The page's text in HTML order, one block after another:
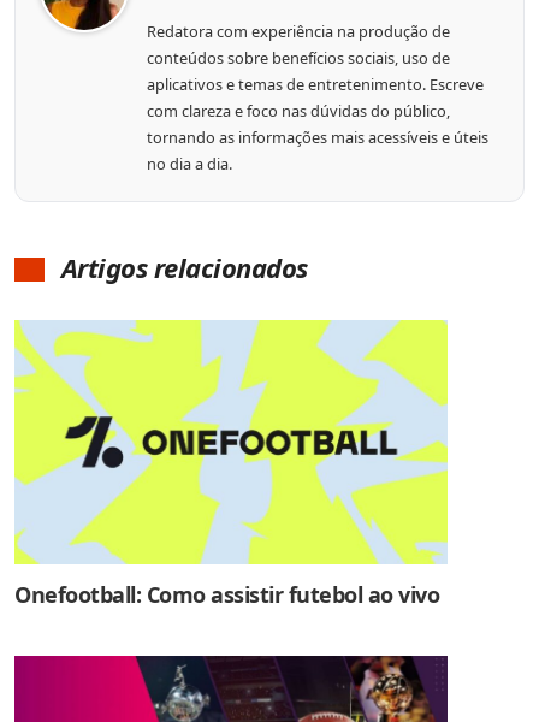
Redatora com experiência na produção de
conteúdos sobre benefícios sociais, uso de
aplicativos e temas de entretenimento. Escreve
com clareza e foco nas dúvidas do público,
tornando as informações mais acessíveis e úteis
no dia a dia.
Artigos relacionados
Onefootball: Como assistir futebol ao vivo